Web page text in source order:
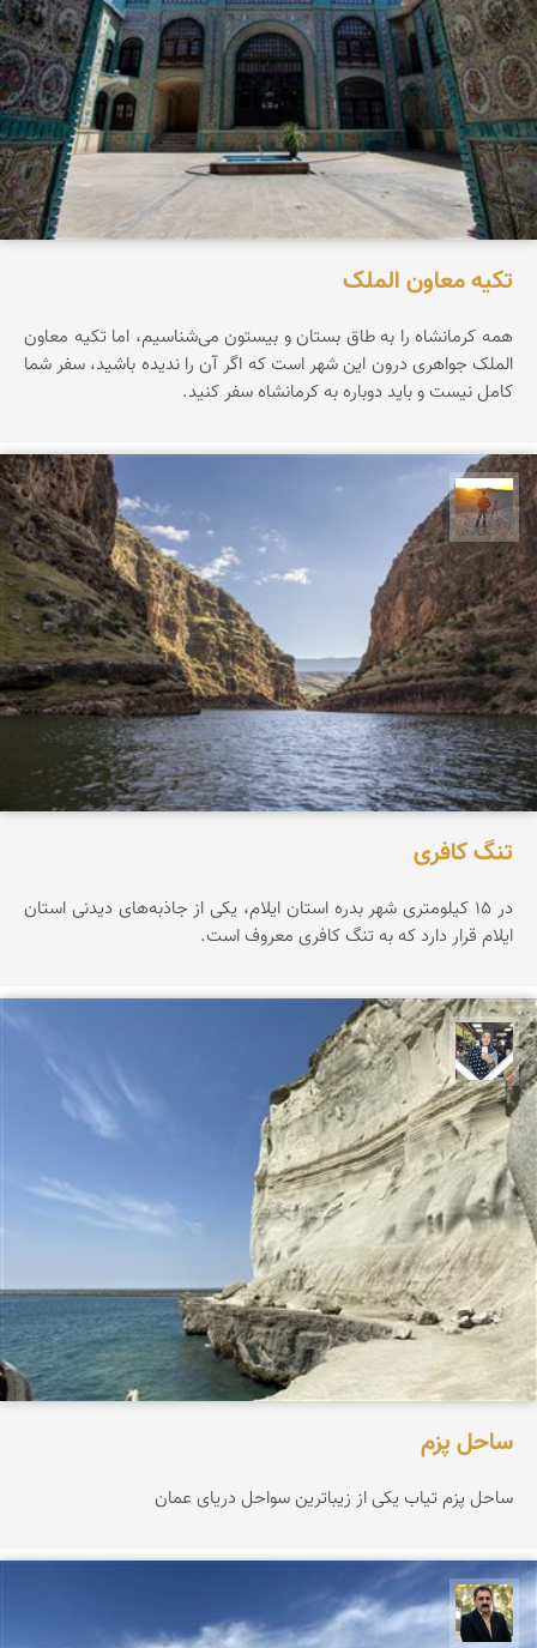
تکیه معاون الملک
همه کرمانشاه را به طاق بستان و بیستون می‌شناسیم، اما تکیه معاون
الملک جواهری درون این شهر است که اگر آن را ندیده باشید، سفر شما
کامل نیست و باید دوباره به کرمانشاه سفر کنید.
مهدی مخلصیان
تنگ کافری
در ۱۵ کیلومتری شهر بدره استان ایلام، یکی از جاذبه‌های دیدنی استان
ایلام قرار دارد که به تنگ کافری معروف است.
فاطمه جداری
ساحل پزم‌
ساحل پزم تیاب یکی از زیباترین سواحل دریای عمان
عدنان مرادی